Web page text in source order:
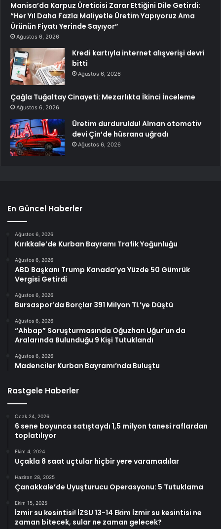
Manisa’da Karpuz Üreticisi Zarar Ettiğini Dile Getirdi:
“Her Yıl Daha Fazla Maliyetle Üretim Yapıyoruz Ama
Ürünün Fiyatı Yerinde Sayıyor”
Ağustos 6, 2026
Kredi kartıyla internet alışverişi devri
bitti
Ağustos 6, 2026
Çağla Tuğaltay Cinayeti: Mezarlıkta İkinci İnceleme
Ağustos 6, 2026
Üretim durduruldu! Alman otomotiv
devi Çin’de hüsrana uğradı
Ağustos 6, 2026
En Güncel Haberler
Ağustos 6, 2026
Kırıkkale’de Kurban Bayramı Trafik Yoğunluğu
Ağustos 6, 2026
ABD Başkanı Trump Kanada’ya Yüzde 50 Gümrük
Vergisi Getirdi
Ağustos 6, 2026
Bursaspor’da Borçlar 391 Milyon TL’ye Düştü
Ağustos 6, 2026
“Ahbap” Soruşturmasında Oğuzhan Uğur’un da
Aralarında Bulunduğu 9 Kişi Tutuklandı
Ağustos 6, 2026
Madenciler Kurban Bayramı’nda Buluştu
Rastgele Haberler
Ocak 24, 2026
6 sene boyunca satıştaydı 1,5 milyon tanesi raflardan
toplatılıyor
Ekim 4, 2024
Uçakla 8 saat uçtular hiçbir yere varamadılar
Haziran 28, 2025
Çanakkale’de Uyuşturucu Operasyonu: 5 Tutuklama
Ekim 15, 2025
İzmir su kesintisi! İZSU 13-14 Ekim İzmir su kesintisi ne
zaman bitecek, sular ne zaman gelecek?